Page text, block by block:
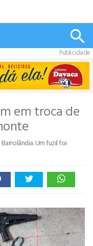
Publicidade
em troca de
Um fuzil foi